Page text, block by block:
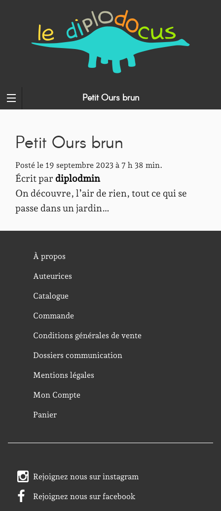
Petit Ours brun
Petit Ours brun
Posté le 19 septembre 2023 à 7 h 38 min.
Écrit par diplodmin
On découvre, l’air de rien, tout ce qui se
passe dans un jardin…
À propos
Auteurices
Catalogue
Commande
Conditions générales de vente
Dossiers communication
Mentions légales
Mon Compte
Panier
Rejoignez nous sur instagram
Rejoignez nous sur facebook